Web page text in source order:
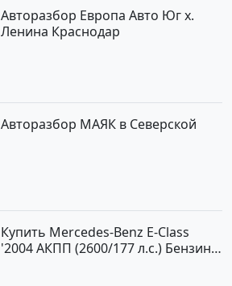
Авторазбор Европа Авто Юг х.
Ленина Краснодар
Авторазбор МАЯК в Северской
Купить Mercedes-Benz E-Class
'2004 АКПП (2600/177 л.с.) Бензин